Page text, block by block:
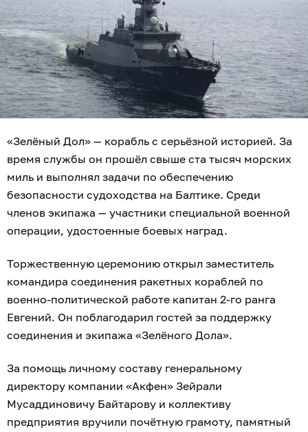
«Зелёный Дол» — корабль с серьёзной историей. За
время службы он прошёл свыше ста тысяч морских
миль и выполнял задачи по обеспечению
безопасности судоходства на Балтике. Среди
членов экипажа — участники специальной военной
операции, удостоенные боевых наград.
Торжественную церемонию открыл заместитель
командира соединения ракетных кораблей по
военно-политической работе капитан 2-го ранга
Евгений. Он поблагодарил гостей за поддержку
соединения и экипажа «Зелёного Дола».
За помощь личному составу генеральному
директору компании «Акфен» Зейрали
Мусаддиновичу Байтарову и коллективу
предприятия вручили почётную грамоту, памятный